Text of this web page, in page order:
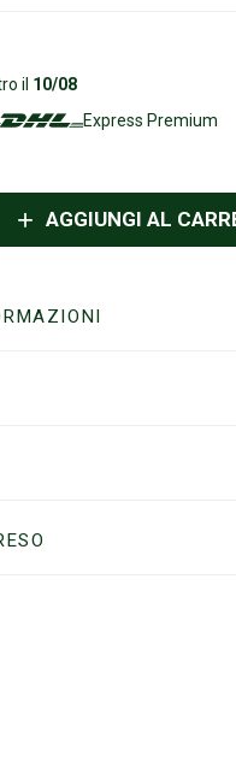
il 10/08
Express Premium
AGGIUNGI AL